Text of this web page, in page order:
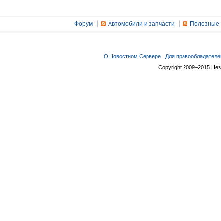
Форум Автомобили и запчасти Полезные
О Новостном Сервере
Для
Copyright 2009–2015